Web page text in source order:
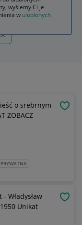
o srebrnym
ZOBACZ
Władysław
Unikat
wyślemy Ci je
w ulubionych